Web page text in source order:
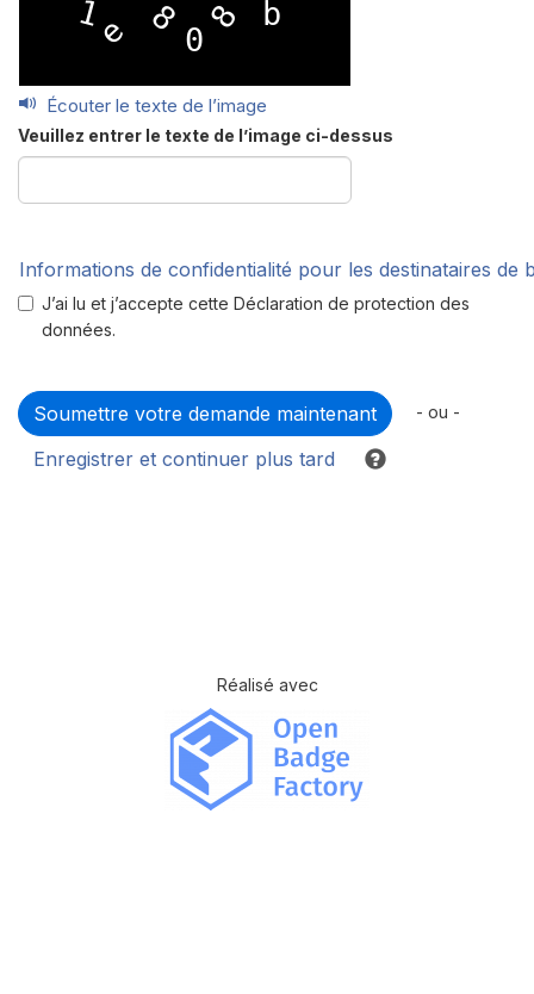
Écouter le texte de l’image
Veuillez entrer le texte de l’image ci-dessus
Informations de confidentialité pour les destinataires de
J’ai lu et j’accepte cette Déclaration de protection des
données.
- ou -
Enregistrer et continuer plus tard
Réalisé avec